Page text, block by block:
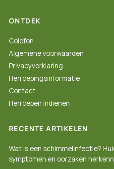
ONTDEK
Colofon
Algemene voorwaarden
Privacyverklaring
Herroepingsinformatie
Contact
Herroepen indienen
RECENTE ARTIKELEN
Wat is een schimmelinfectie?
symptomen en oorzaken